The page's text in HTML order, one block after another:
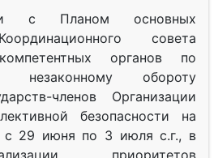
с Планом основных
совета
органов по
незаконному обороту
членов Организации
безопасности на
с 29 июня по 3 июля с.г., в
приоритетов